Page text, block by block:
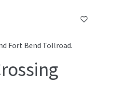
Fort Bend Tollroad.